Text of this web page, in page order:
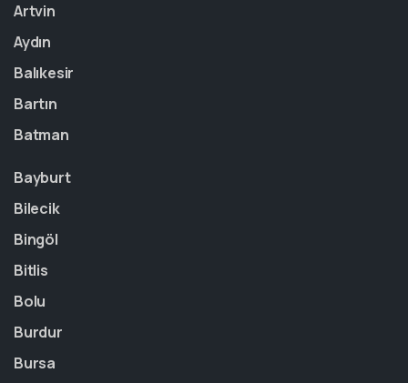
Artvin
Aydın
Balıkesir
Bartın
Batman
Bayburt
Bilecik
Bingöl
Bitlis
Bolu
Burdur
Bursa